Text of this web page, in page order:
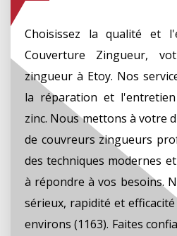
Choisissez la qualité et
Couverture Zingueur,
zingueur à Etoy. Nos
la réparation et
zinc. Nous mettons à votre
de couvreurs zingueurs
des techniques modernes
à répondre à vos besoins.
sérieux, rapidité et
environs (1163). Faites